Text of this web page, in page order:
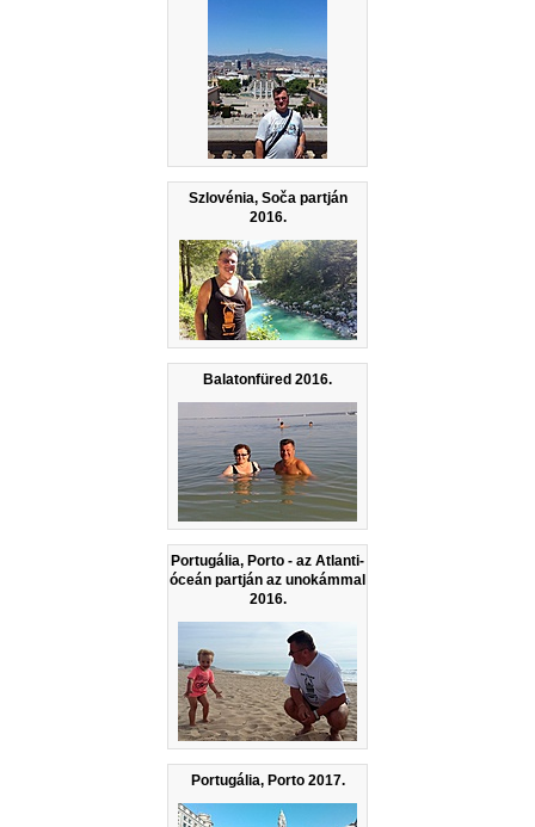
Szlovénia, Soča partján
2016.
Balatonfüred 2016.
Portugália, Porto - az Atlanti-
óceán partján az unokámmal
2016.
Portugália, Porto 2017.